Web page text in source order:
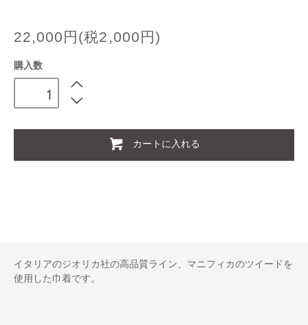
22,000円(税2,000円)
購入数
カートに入れる
イタリアのジオリカ社の高品質ライン、マニフィカのツイードを
使用した巾着です。